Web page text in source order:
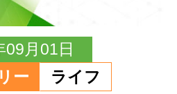
09月01日
ー
ライフ